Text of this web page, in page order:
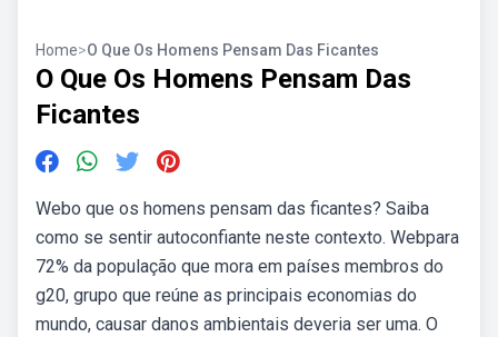
Home>O Que Os Homens Pensam Das Ficantes
O Que Os Homens Pensam Das
Ficantes
Webo que os homens pensam das ficantes? Saiba
como se sentir autoconfiante neste contexto. Webpara
72% da população que mora em países membros do
g20, grupo que reúne as principais economias do
mundo, causar danos ambientais deveria ser uma. O